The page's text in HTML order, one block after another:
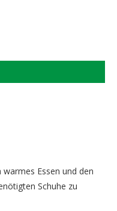
Essen und den
Schuhe zu